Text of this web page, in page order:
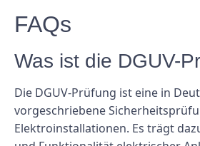
FAQs
Was ist die DGUV-
Die DGUV-Prüfung ist eine in
vorgeschriebene
Elektroinstallationen. Es trägt